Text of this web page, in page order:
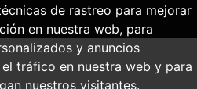
de rastreo para mejorar
en nuestra web, para
y anuncios
tráfico en nuestra web y para
nuestros visitantes.